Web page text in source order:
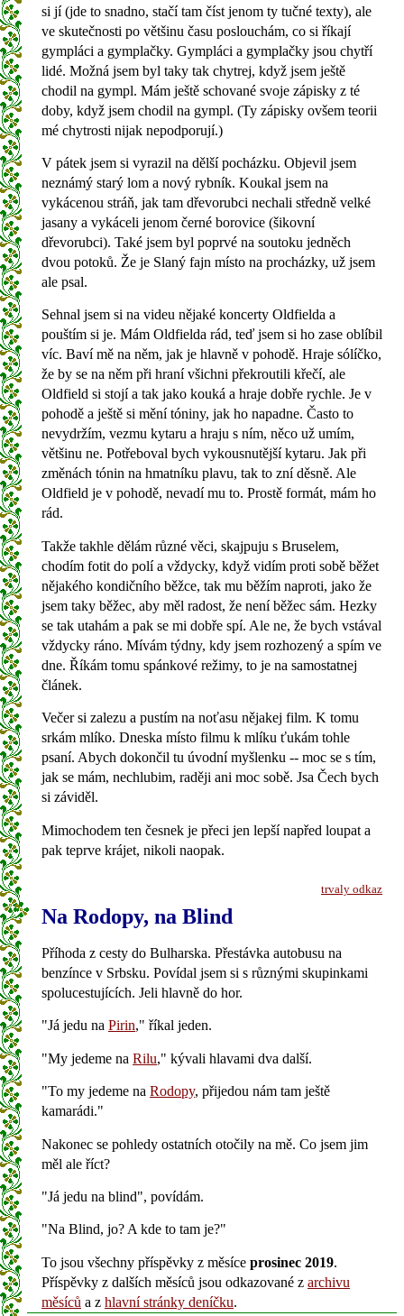
si jí (jde to snadno, stačí tam číst jenom ty tučné texty), ale
ve skutečnosti po většinu času poslouchám, co si říkají
gympláci a gymplačky. Gympláci a gymplačky jsou chytří
lidé. Možná jsem byl taky tak chytrej, když jsem ještě
chodil na gympl. Mám ještě schované svoje zápisky z té
doby, když jsem chodil na gympl. (Ty zápisky ovšem teorii
mé chytrosti nijak nepodporují.)
V pátek jsem si vyrazil na dělší pocházku. Objevil jsem
neznámý starý lom a nový rybník. Koukal jsem na
vykácenou stráň, jak tam dřevorubci nechali středně velké
jasany a vykáceli jenom černé borovice (šikovní
dřevorubci). Také jsem byl poprvé na soutoku jedněch
dvou potoků. Že je Slaný fajn místo na procházky, už jsem
ale psal.
Sehnal jsem si na videu nějaké koncerty Oldfielda a
pouštím si je. Mám Oldfielda rád, teď jsem si ho zase oblíbil
víc. Baví mě na něm, jak je hlavně v pohodě. Hraje sólíčko,
že by se na něm při hraní všichni překroutili křečí, ale
Oldfield si stojí a tak jako kouká a hraje dobře rychle. Je v
pohodě a ještě si mění tóniny, jak ho napadne. Často to
nevydržím, vezmu kytaru a hraju s ním, něco už umím,
většinu ne. Potřeboval bych vykousnutější kytaru. Jak při
změnách tónin na hmatníku plavu, tak to zní děsně. Ale
Oldfield je v pohodě, nevadí mu to. Prostě formát, mám ho
rád.
Takže takhle dělám různé věci, skajpuju s Bruselem,
chodím fotit do polí a vždycky, když vidím proti sobě běžet
nějakého kondičního běžce, tak mu běžím naproti, jako že
jsem taky běžec, aby měl radost, že není běžec sám. Hezky
se tak utahám a pak se mi dobře spí. Ale ne, že bych vstával
vždycky ráno. Mívám týdny, kdy jsem rozhozený a spím ve
dne. Říkám tomu spánkové režimy, to je na samostatnej
článek.
Večer si zalezu a pustím na noťasu nějakej film. K tomu
srkám mlíko. Dneska místo filmu k mlíku ťukám tohle
psaní. Abych dokončil tu úvodní myšlenku -- moc se s tím,
jak se mám, nechlubim, raději ani moc sobě. Jsa Čech bych
si záviděl.
Mimochodem ten česnek je přeci jen lepší napřed loupat a
pak teprve krájet, nikoli naopak.
trvaly odkaz
Na Rodopy, na Blind
Příhoda z cesty do Bulharska. Přestávka autobusu na
benzínce v Srbsku. Povídal jsem si s různými skupinkami
spolucestujících. Jeli hlavně do hor.
"Já jedu na Pirin," říkal jeden.
"My jedeme na Rilu," kývali hlavami dva další.
"To my jedeme na Rodopy, přijedou nám tam ještě
kamarádi."
Nakonec se pohledy ostatních otočily na mě. Co jsem jim
měl ale říct?
"Já jedu na blind", povídám.
"Na Blind, jo? A kde to tam je?"
To jsou všechny příspěvky z měsíce prosinec 2019.
Příspěvky z dalších měsíců jsou odkazované z archivu
měsíců a z hlavní stránky deníčku.